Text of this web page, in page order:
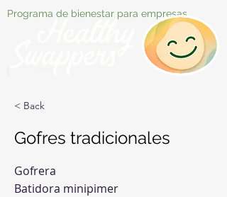
Programa de bienestar para empresas
< Back
Gofres tradicionales
Gofrera
Batidora minipimer